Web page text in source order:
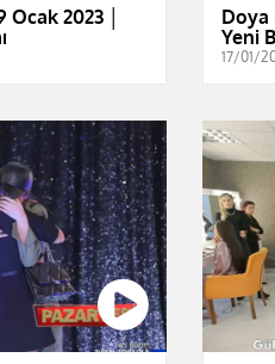
2023 │
Doya
Yeni
17/01/